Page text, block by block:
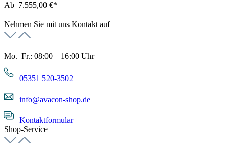
Ab 7.555,00 €*
Nehmen Sie mit uns Kontakt auf
Mo.–Fr.: 08:00 – 16:00 Uhr
05351 520-3502
info@avacon-shop.de
Kontaktformular
Shop-Service